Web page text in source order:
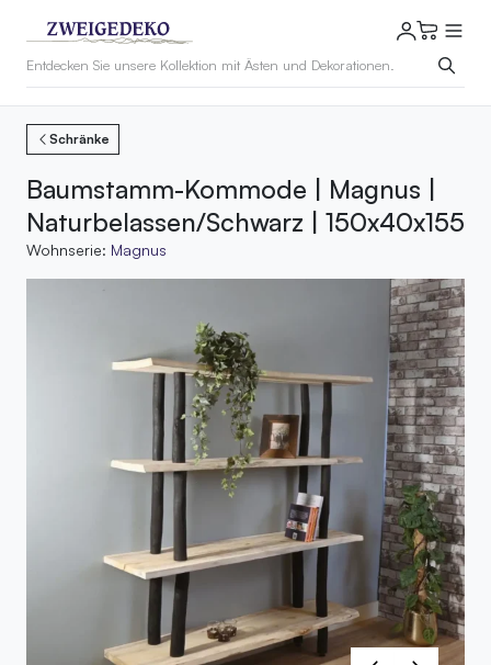
Schränke
Baumstamm-Kommode | Magnus |
Naturbelassen/Schwarz | 150x40x155
Wohnserie: Magnus